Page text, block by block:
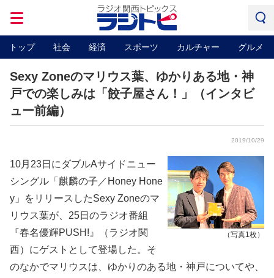
トップ 社会 経済 スポーツ カルチャー グルメ
Sexy Zoneのマリウス葉、ゆかりある地・神
戸での楽しみは「餃子屋さん！」（インタビ
ュー前編）
2019/10/29
（写真1枚）
10月23日にダブルAサイドニュー
シングル「麒麟の子／Honey Hone
y」をリリースしたSexy Zoneのマ
リウス葉が、25日のラジオ番組
『春名優輝PUSH!』（ラジオ関
西）にゲストとして登場した。そ
のなかでマリウスは、ゆかりのある地・神戸についてや、